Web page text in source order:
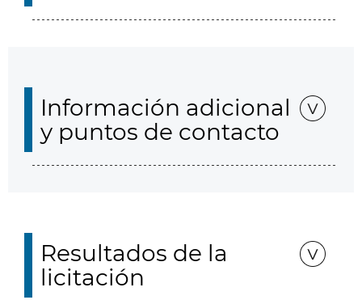
Información adicional
y puntos de contacto
Resultados de la
licitación